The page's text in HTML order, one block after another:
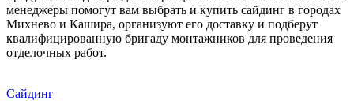
менеджеры помогут вам выбрать и купить сайдинг в городах
Михнево и Кашира, организуют его доставку и подберут
квалифицированную бригаду монтажников для проведения
отделочных работ.
Сайдинг